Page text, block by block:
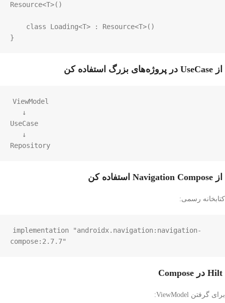
Resource<T>()
class Loading<T> : Resource<T>()
}
از UseCase در پروژه‌های بزرگ استفاده کن
ViewModel
UseCase
Repository
از Navigation Compose استفاده کن
کتابخانه رسمی:
implementation "androidx.navigation:navigation-
compose:2.7.7"
برای گرفتن ViewModel: